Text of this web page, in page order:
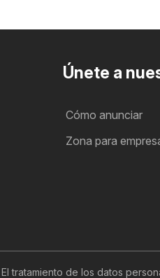
Únete a
Cómo anunciar
Zona para
El tratamiento de los datos